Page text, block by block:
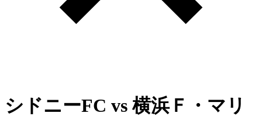
シドニーFC vs横浜Ｆ・マリ